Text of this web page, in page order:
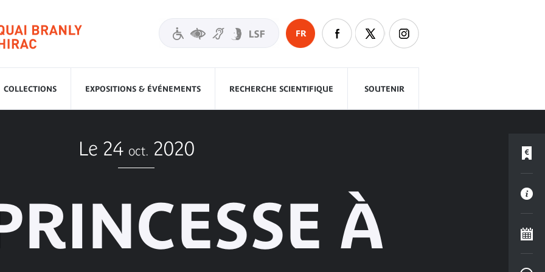
FR
COLLECTIONS EXPOSITIONS & ÉVÉNEMENTS RECHERCHE SCIENTIFIQUE SOUTENIR
Le 24 oct. 2020
À